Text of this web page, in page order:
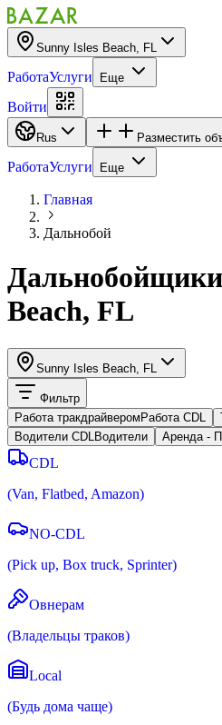
Sunny Isles Beach, FL
РаботаУслуги Еще
Войти
Rus Разместить
РаботаУслуги Еще
Главная
Дальнобой
Дальнобойщики
Beach, FL
Sunny Isles Beach, FL
Фильтр
Работа тракдрайвером Работа CDL
Водители CDL Водители Аренда -
CDL
(Van, Flatbed, Amazon)
NO-CDL
(Pick up, Box truck, Sprinter)
Овнерам
(Владельцы траков)
Local
(Будь дома чаще)